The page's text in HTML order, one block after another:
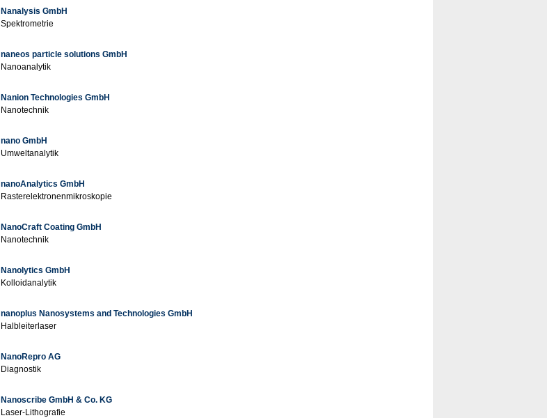
Nanalysis GmbH
Spektrometrie
naneos particle solutions GmbH
Nanoanalytik
Nanion Technologies GmbH
Nanotechnik
nano GmbH
Umweltanalytik
nanoAnalytics GmbH
Rasterelektronenmikroskopie
NanoCraft Coating GmbH
Nanotechnik
Nanolytics GmbH
Kolloidanalytik
nanoplus Nanosystems and Technologies GmbH
Halbleiterlaser
NanoRepro AG
Diagnostik
Nanoscribe GmbH & Co. KG
Laser-Lithografie